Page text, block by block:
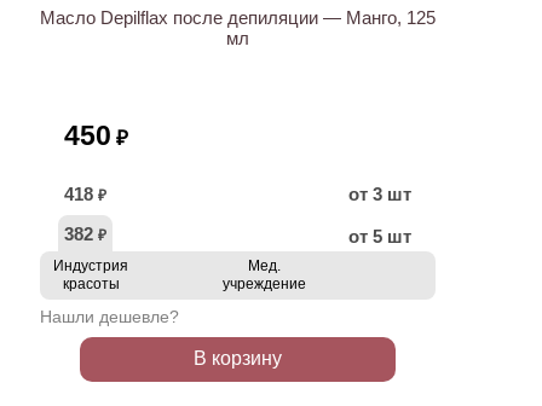
Масло Depilflax после депиляции — Манго, 125
мл
450 ₽
418 ₽
от 3 шт
382 ₽ от 5 шт
Индустрия
красоты
Мед.
учреждение
Нашли дешевле?
В корзину